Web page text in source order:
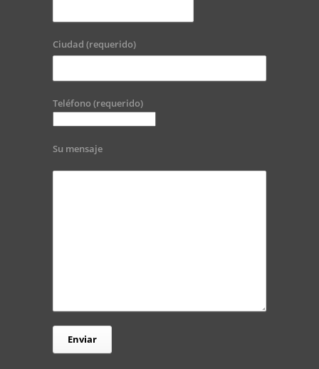
Ciudad (requerido)
Teléfono (requerido)
Su mensaje